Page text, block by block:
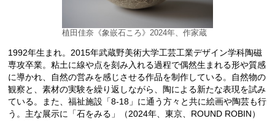
植田佳奈《象嵌石ころ》2024年、作家蔵
1992年生まれ。2015年武蔵野美術大学工芸工業デザイン学科陶磁
専攻卒業。粘土に線や点を刻み入れる過程で偶然生まれる形や質感
に導かれ、自然の営みを感じさせる作品を制作している。自然物の
観察と、素材の実験を繰り返しながら、陶による新たな表現を試み
ている。また、福祉施設「8-18」に通う方々と共に絵画や陶芸も行
う。主な展示に「石をみる」（2024年、東京、ROUND ROBIN）